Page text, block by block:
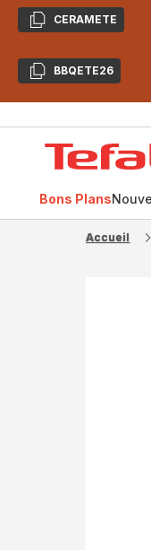
CopierCERAMETE
CopierBBQETE26
Bons Plans
Accueil